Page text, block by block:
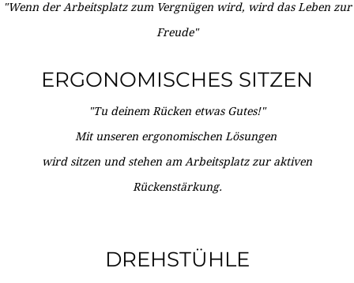
"Wenn der Arbeitsplatz zum Vergnügen wird, wird das Leben zur
Freude"
ERGONOMISCHES SITZEN
"Tu deinem Rücken etwas Gutes!"
Mit unseren ergonomischen Lösungen
wird sitzen und stehen am Arbeitsplatz zur aktiven
Rückenstärkung.
DREHSTÜHLE